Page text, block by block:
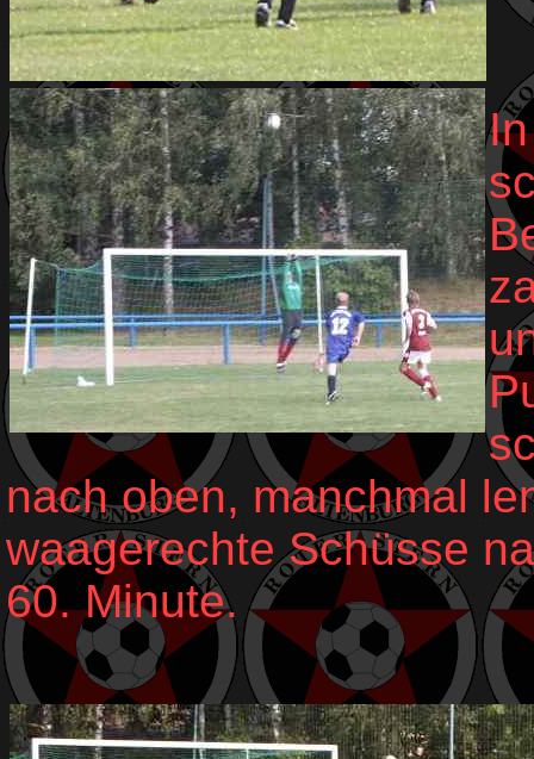
nach oben, manchmal
waagerechte Schüsse
60. Minute.